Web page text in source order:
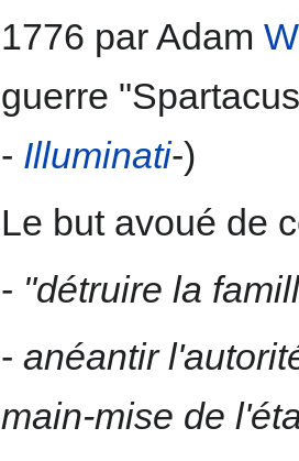
1776 par Adam
guerre
- Illuminati-)
Le but avoué de
- "détruire la
- anéantir
main-mise de